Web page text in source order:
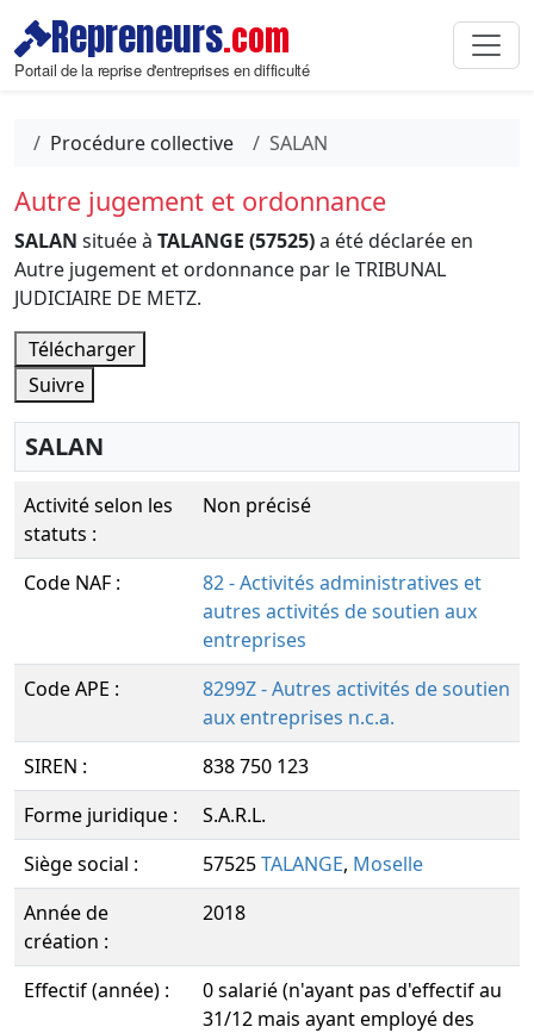
Repreneurs.com
Portail de la reprise d'entreprises en difficulté
Procédure collective SALAN
Autre jugement et ordonnance
SALAN située à TALANGE (57525)a été déclarée en
Autre jugement et ordonnance par le TRIBUNAL
JUDICIAIRE DE METZ.
Télécharger
Suivre
SALAN
Activité selon les
statuts :
Non précisé
Code NAF :
82 - Activités administratives et
autres activités de soutien aux
entreprises
Code APE :
8299Z - Autres activités de soutien
aux entreprises n.c.a.
SIREN :
838 750 123
Forme juridique :
S.A.R.L.
Siège social :
57525TALANGE, Moselle
Année de
création :
2018
Effectif (année) :
0 salarié (n'ayant pas d'effectif au
31/12 mais ayant employé des